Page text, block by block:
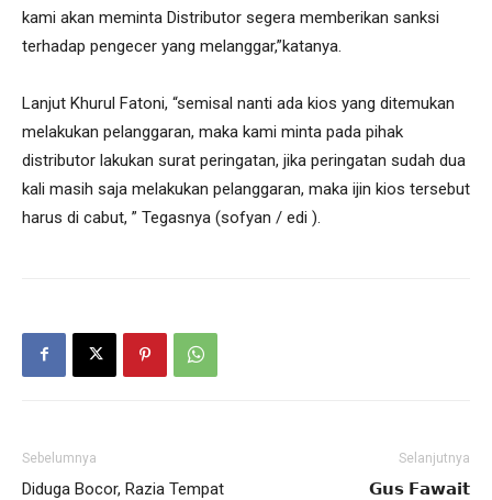
kami akan meminta Distributor segera memberikan sanksi
terhadap pengecer yang melanggar,”katanya.
Lanjut Khurul Fatoni, “semisal nanti ada kios yang ditemukan
melakukan pelanggaran, maka kami minta pada pihak
distributor lakukan surat peringatan, jika peringatan sudah dua
kali masih saja melakukan pelanggaran, maka ijin kios tersebut
harus di cabut, ” Tegasnya (sofyan / edi ).
Sebelumnya
Diduga Bocor, Razia Tempat
Selanjutnya
𝗚𝘂𝘀 𝗙𝗮𝘄𝗮𝗶𝘁